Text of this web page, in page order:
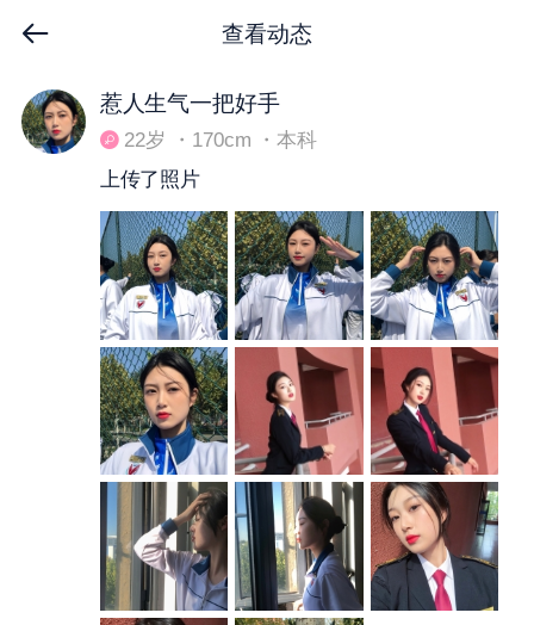
查看动态
下拉刷新
惹人生气一把好手
22岁 ・170cm ・本科
上传了照片